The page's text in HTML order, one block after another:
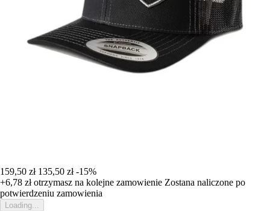
159,50 zł 135,50 zł -15%
+6,78 złotrzymasz na kolejne zamowienie Zostana naliczone po
potwierdzeniu zamowienia
Loading...